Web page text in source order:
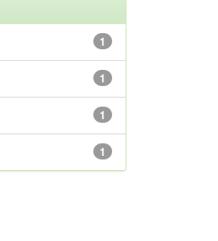
1
1
1
1